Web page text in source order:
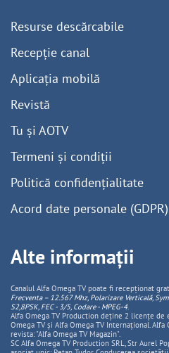
Resurse descărcabile
Recepție canal
Aplicația mobilă
Revistă
Tu și AOTV
Termeni și condiții
Politică confidențialitate
Acord date personale (GDPR)
Alte informații
Canalul Alfa Omega TV poate fi recepționat
Frecventa – 12.567 Mhz, PolarizareVerticală,
S2,8PSK, FEC - 3/5, Codare - MPEG-4.
Alfa Omega TV Production deține 2 licențe de
Omega TV și Alfa Omega TV Internațional. Alfa
revista: "Alfa Omega TV Magazin".
SC Alfa Omega TV Production SRL, Str Aurel